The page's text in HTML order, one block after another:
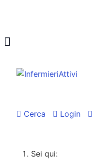
Cerca Login
Sei qui: